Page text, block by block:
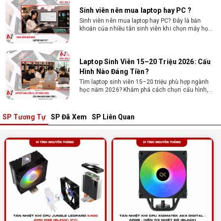
Sinh viên nên mua laptop hay PC ?
Sinh viên nên mua laptop hay PC? Đây là băn
khoăn của nhiều tân sinh viên khi chọn máy học
Laptop Sinh Viên 15–20 Triệu 2026: Cấu
Hình Nào Đáng Tiền?
Tìm laptop sinh viên 15–20 triệu phù hợp ngành
học năm 2026? Khám phá cách chọn cấu hình,
Tổng hợp 7 laptop sinh viên dưới 15 triệu
nên mua
Bạn tìm laptop cho sinh viên dưới 15 triệu mượt
mà, bền bỉ? Xem ngay gợi ý các thương hiệu
laptop bền, cấu hình mạnh cho sinh viên sử dụng
4 năm đại học.
Dịch vụ build PC đồ họa tại Đồng Nai theo
yêu cầu, giá tốt, uy tín
Dịch vụ build PC đồ họa tại Đồng Nai theo yêu
cầu uy tín, tối ưu cấu hình xử lý 3D và dựng video
mượt mà. Đăng ký nhận tư vấn và báo giá chi tiết
ngay.
SP Tương Tự SP Đã Xem SP Liên Quan